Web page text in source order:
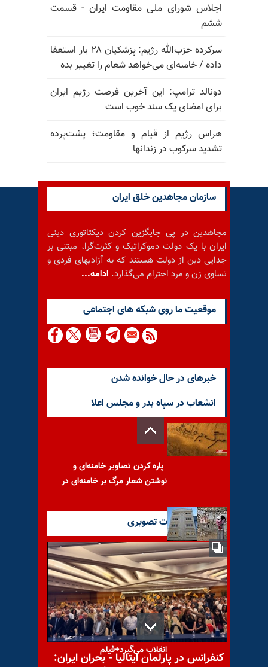
اجلاس شورای ملی مقاومت ایران - قسمت
ششم
سرکرده حزب‌الله رژیم: پزشکیان ۲۸ بار استعفا
داده / خامنه‌ای می‌خواهد شعام را تغییر بده
دونالد ترامپ: این آخرین فرصت رژیم ایران
برای امضای یک سند خوب است
هراس رژیم از قیام و مقاومت؛ پشت‌پرده
تشدید سرکوب در زندانها
سازمان مجاهدین خلق ایران
مجاهدین در پی جایگزین کردن دیکتاتوری دینی
ایران با یک دولت دموکراتیک و کثرت‌گرا، مبتنی بر
جدایی دین از دولت هستند که به آزادیهای فردی و
تساوی زن و مرد احترام می‌گذارد. ادامه...
موقعيت ما روى شبكه هاى اجتماعى
خبرهای در حال خوانده شدن
انشعاب در سپاه بدر و مجلس اعلا
پاره کردن تصاویر خامنه‌ای و
نوشتن شعار مرگ بر خامنه‌ای در
افزایش ۴۵درصدی قیمت
مسکن در عرض ۵ماه
اعتراضات در لبنان سمت و سوی
انقلاب می‌گیرد+فیلم
آخرین گزارشات تصویری
کنفرانس در پارلمان ایتالیا - بحران ایران: